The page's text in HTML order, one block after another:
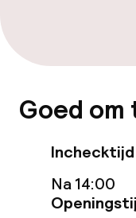
Goed
Inchecktijd
Na 14:00